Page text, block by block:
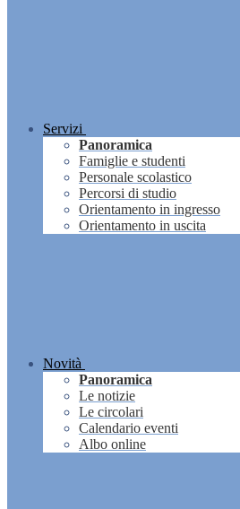
Servizi
Panoramica
Famiglie e studenti
Personale scolastico
Percorsi di studio
Orientamento in ingresso
Orientamento in uscita
Novità
Panoramica
Le notizie
Le circolari
Calendario eventi
Albo online